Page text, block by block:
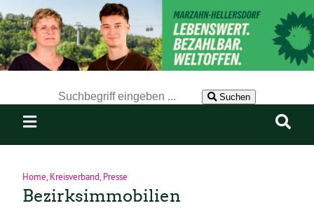
Suchen
Home,Kreisverband,Presse
Bezirksimmobilien